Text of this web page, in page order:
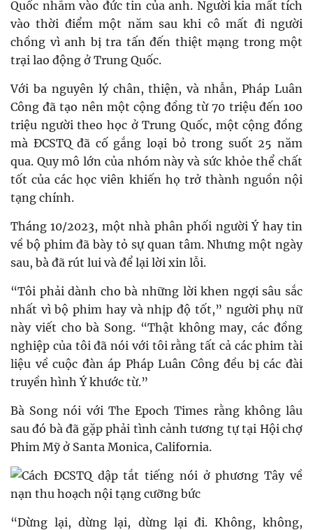
Quốc nhắm vào đức tin của anh. Người kia mất tích
vào thời điểm một năm sau khi cô mất đi người
chồng vì anh bị tra tấn đến thiệt mạng trong một
trại lao động ở Trung Quốc.
Với ba nguyên lý chân, thiện, và nhẫn, Pháp Luân
Công đã tạo nên một cộng đồng từ 70 triệu đến 100
triệu người theo học ở Trung Quốc, một cộng đồng
mà ĐCSTQ đã cố gắng loại bỏ trong suốt 25 năm
qua. Quy mô lớn của nhóm này và sức khỏe thể chất
tốt của các học viên khiến họ trở thành nguồn nội
tạng chính.
Tháng 10/2023, một nhà phân phối người Ý hay tin
về bộ phim đã bày tỏ sự quan tâm. Nhưng một ngày
sau, bà đã rút lui và để lại lời xin lỗi.
“Tôi phải dành cho bà những lời khen ngợi sâu sắc
nhất vì bộ phim hay và nhịp độ tốt,” người phụ nữ
này viết cho bà Song. “Thật không may, các đồng
nghiệp của tôi đã nói với tôi rằng tất cả các phim tài
liệu về cuộc đàn áp Pháp Luân Công đều bị các đài
truyền hình Ý khước từ.”
Bà Song nói với The Epoch Times rằng không lâu
sau đó bà đã gặp phải tình cảnh tương tự tại Hội chợ
Phim Mỹ ở Santa Monica, California.
“Dừng lại, dừng lại, dừng lại đi. Không, không,